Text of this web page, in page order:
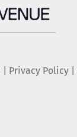
Privacy Policy|